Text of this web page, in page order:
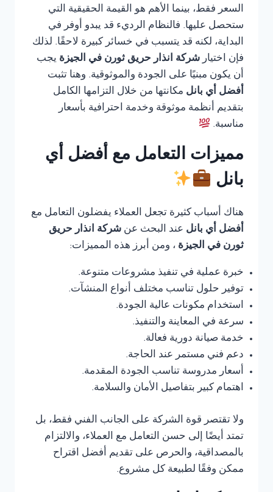
السعر فقط، بينما الأهم هو القيمة الحقيقية التي
ستحصل عليها. فالنظام الرديء قد يبدو أوفر في
البداية، لكنه قد يتسبب في خسائر كبيرة لاحقًا. لذلك
فإن اختيار شركة انذار حريق ثورن في الجيزة يجب
أن يكون مبنيًا على الجودة والموثوقية. وهنا تثبت
أفضل أي بانل مكانتها من خلال التزامها الكامل
بتقديم أنظمة موثوقة وخدمة احترافية بأسعار
مناسبة.
مميزات التعامل مع أفضل أي
بانل
هناك أسباب كثيرة تجعل العملاء يفضلون التعامل مع
أفضل أي بانل عند البحث عن شركة انذار حريق
ثورن في الجيزة ، ومن أبرز هذه المميزات:
خبرة عملية في تنفيذ مشروعات متنوعة.
توفير حلول تناسب مختلف أنواع المنشآت.
استخدام مكونات عالية الجودة.
سرعة في المعاينة والتنفيذ.
خدمة صيانة دورية فعالة.
دعم فني مستمر عند الحاجة.
أسعار مدروسة تناسب الجودة المقدمة.
اهتمام كبير بتفاصيل الأمان والسلامة.
ولا تقتصر قوة الشركة على الجانب الفني فقط، بل
تمتد أيضًا إلى حسن التعامل مع العملاء، والالتزام
بالمصداقية، والحرص على تقديم أفضل اقتراح
ممكن وفقًا لطبيعة كل مشروع.